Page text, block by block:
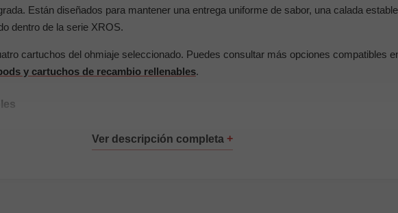
Están diseñados para mantener una entrega uniforme de sabor, una calada
dentro de la serie XROS.
cartuchos del ohmiaje seleccionado. Puedes consultar más opciones compatibles
y cartuchos de recambio rellenables.
abierta, mayor producción de vapor y una respuesta más intensa.
MTL abierta, con vapor cálido y buen equilibrio entre sabor y producción de vapor.